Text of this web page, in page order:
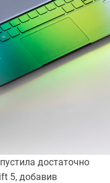
достаточно
5, добавив